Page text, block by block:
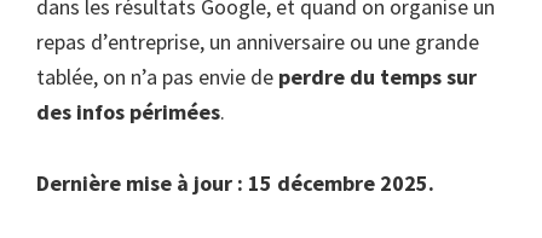
dans les résultats Google, et quand on organise un
repas d’entreprise, un anniversaire ou une grande
tablée, on n’a pas envie de perdre du temps sur
des infos périmées.
Dernière mise à jour : 15 décembre 2025.